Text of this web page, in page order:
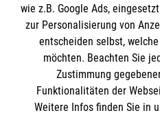
Datenschutz
Kontakt
Barrierefreiheit
Die Malteser
Malteser in Deutschland
Malteserorden
Spendenkonto
wie z.B. Google Ads,
zur Personalisierung von
entscheiden selbst,
möchten. Beachten Sie
Zustimmung
Funktionalitäten der
Weitere Infos finden Sie in